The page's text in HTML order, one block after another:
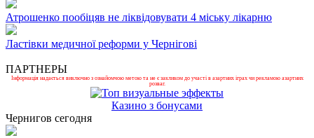
Атрошенко пообіцяв не ліквідовувати 4 міську лікарню
Ластівки медичної реформи у Чернігові
ПАРТНЕРЫ
Інформація надається виключно з ознайомчою метою та не є закликом до участі в азартних іграх чи рекламою азартних
розваг.
Казино з бонусами
Чернигов сегодня